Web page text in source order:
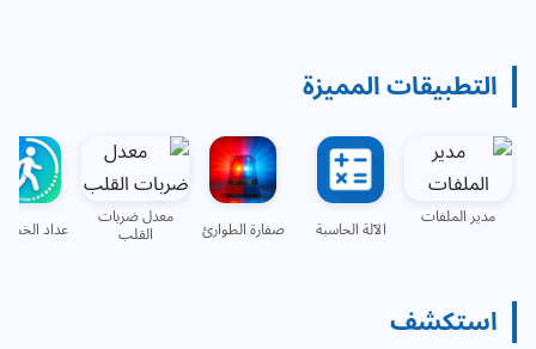
التطبيقات المميزة
مدير الملفات الآلة الحاسبة صفارة الطوارئ معدل ضربات
القلب عداد
استكشف